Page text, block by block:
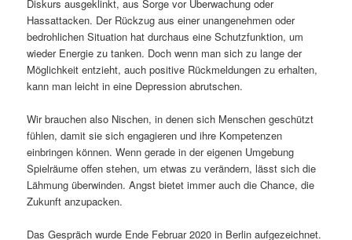
n
Diskurs ausgeklinkt, aus Sorge vor Überwachung oder
Hassattacken. Der Rückzug aus einer unangenehmen oder
bedrohlichen Situation hat durchaus eine Schutzfunktion, um
wieder Energie zu tanken. Doch wenn man sich zu lange der
Möglichkeit entzieht, auch positive Rückmeldungen zu erhalten,
kann man leicht in eine Depression abrutschen.
Wir brauchen also Nischen, in denen sich Menschen geschützt
fühlen, damit sie sich engagieren und ihre Kompetenzen
einbringen können. Wenn gerade in der eigenen Umgebung
Spielräume offen stehen, um etwas zu verändern, lässt sich die
Lähmung überwinden. Angst bietet immer auch die Chance, die
Zukunft anzupacken.
Das Gespräch wurde Ende Februar 2020 in Berlin aufgezeichnet.